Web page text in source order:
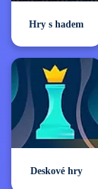
Hry s hadem
Deskové hry